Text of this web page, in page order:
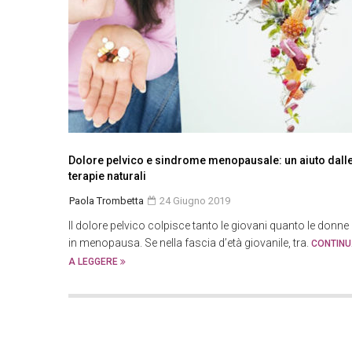
Dolore pelvico e sindrome menopausale: un aiuto
terapie naturali
Paola Trombetta 24 Giugno 2019
Il dolore pelvico colpisce tanto le giovani quanto le donne
in menopausa. Se nella fascia d’età giovanile, tra.
A LEGGERE